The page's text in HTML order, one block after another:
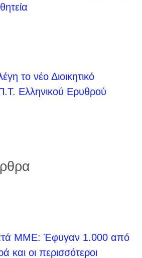
το νέο Διοικητικό
Ελληνικού Ερυθρού
ΜΜΕ: Έφυγαν 1.000 από
και οι περισσότεροι